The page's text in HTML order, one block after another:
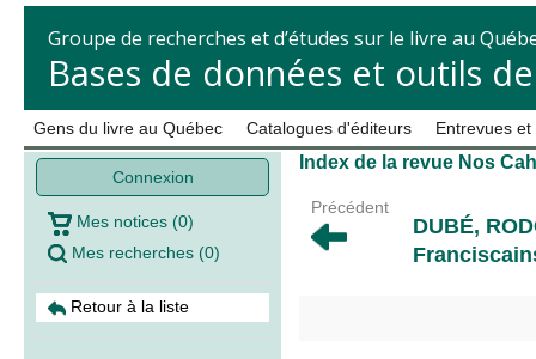
Groupe de recherches et d’études sur le livre au
Bases de données et outils
Gens du livre au Québec Catalogues d'éditeurs Entrevues
Connexion
Mes notices (0)
Mes recherches (0)
Retour à la liste
Index de la revue Nos
Précédent
DUBÉ,